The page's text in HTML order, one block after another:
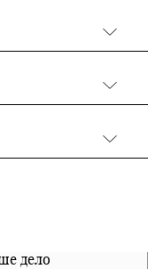
дело